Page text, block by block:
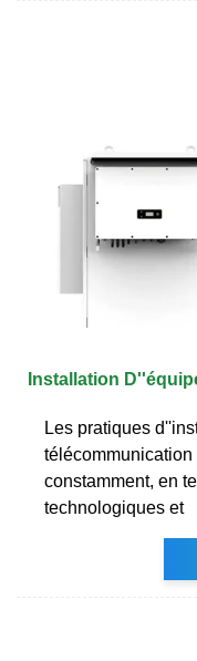
Installation
Les pratiques
constamment, en
technologiques et